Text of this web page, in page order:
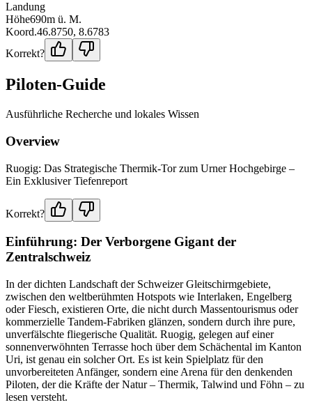
Landung
Höhe690m ü. M.
Koord.46.8750, 8.6783
Korrekt?
Piloten-Guide
Ausführliche Recherche und lokales Wissen
Overview
Ruogig: Das Strategische Thermik-Tor zum Urner Hochgebirge –
Ein Exklusiver Tiefenreport
Korrekt?
Einführung: Der Verborgene Gigant der
Zentralschweiz
In der dichten Landschaft der Schweizer Gleitschirmgebiete,
zwischen den weltberühmten Hotspots wie Interlaken, Engelberg
oder Fiesch, existieren Orte, die nicht durch Massentourismus oder
kommerzielle Tandem-Fabriken glänzen, sondern durch ihre pure,
unverfälschte fliegerische Qualität. Ruogig, gelegen auf einer
sonnenverwöhnten Terrasse hoch über dem Schächental im Kanton
Uri, ist genau ein solcher Ort. Es ist kein Spielplatz für den
unvorbereiteten Anfänger, sondern eine Arena für den denkenden
Piloten, der die Kräfte der Natur – Thermik, Talwind und Föhn – zu
lesen versteht.